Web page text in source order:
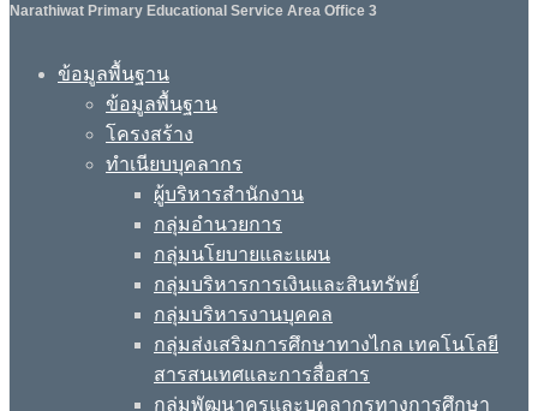
Narathiwat Primary Educational Service Area Office 3
ข้อมูลพื้นฐาน
ข้อมูลพื้นฐาน
โครงสร้าง
ทำเนียบบุคลากร
ผู้บริหารสำนักงาน
กลุ่มอำนวยการ
กลุ่มนโยบายและแผน
กลุ่มบริหารการเงินและสินทรัพย์
กลุ่มบริหารงานบุคคล
กลุ่มส่งเสริมการศึกษาทางไกล เทคโนโลยี
สารสนเทศและการสื่อสาร
กลุ่มพัฒนาครูและบุคลากรทางการศึกษา